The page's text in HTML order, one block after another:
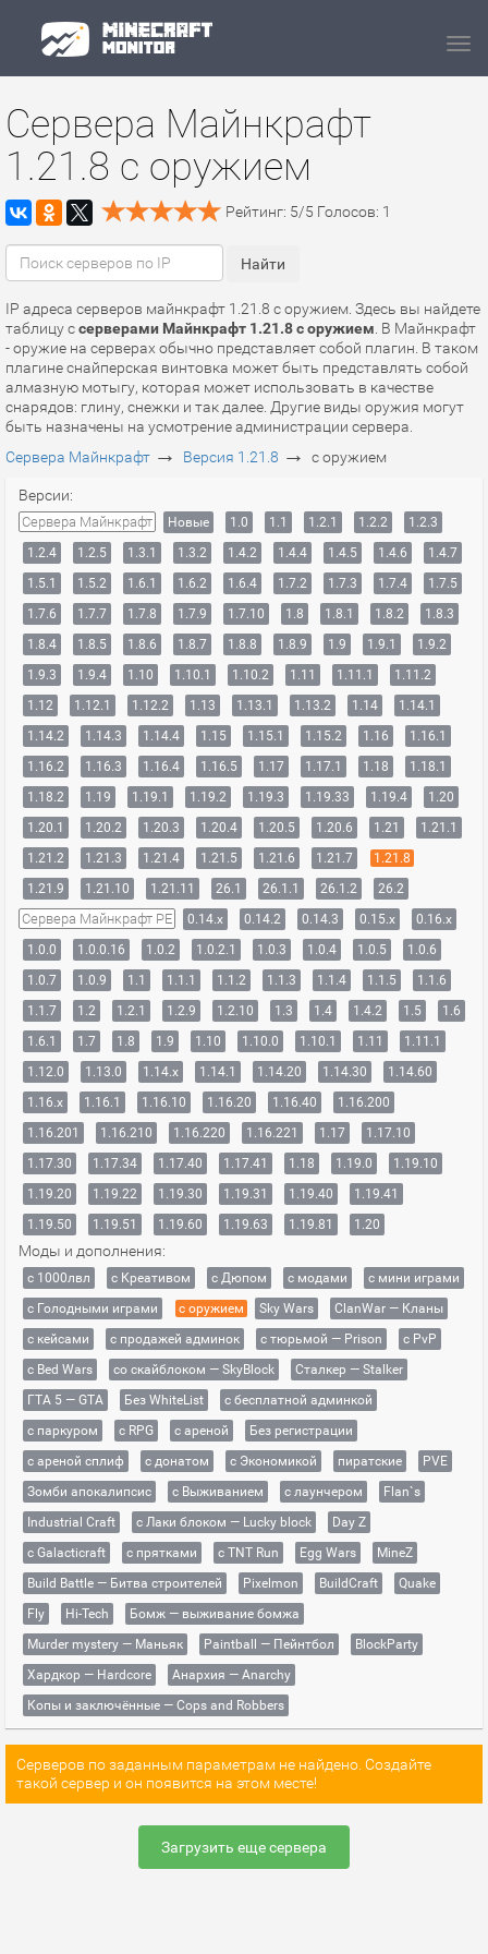
Сервера Майнкрафт
1.21.8 с оружием
Рейтинг: 5/5 Голосов: 1
IP адреса серверов майнкрафт 1.21.8 с оружием. Здесь вы найдете
таблицу ссерверами Майнкрафт 1.21.8 с оружием . В Майнкрафт
- оружие на серверах обычно представляет собой плагин. В таком
плагине снайперская винтовка может быть представлять собой
алмазную мотыгу, которая может использовать в качестве
снарядов: глину, снежки и так далее. Другие виды оружия могут
быть назначены на усмотрение администрации сервера.
Сервера Майнкрафт → Версия 1.21.8 → с оружием
Версии:
Сервера Майнкрафт Новые 1.0 1.1 1.2.1 1.2.2
1.2.3
1.2.4
1.2.5 1.3.1 1.3.2 1.4.2 1.4.4 1.4.5 1.4.6
1.4.7
1.5.1
1.5.2 1.6.1 1.6.2 1.6.4 1.7.2 1.7.3 1.7.4
1.7.5
1.7.6
1.7.7 1.7.8 1.7.9 1.7.10 1.8 1.8.1 1.8.2
1.8.3
1.8.4
1.8.5 1.8.6 1.8.7 1.8.8 1.8.9 1.9 1.9.1
1.9.2
1.9.3
1.9.4 1.10 1.10.1 1.10.2 1.11 1.11.1
1.11.2
1.12
1.12.1 1.12.2 1.13 1.13.1 1.13.2 1.14
1.14.1
1.14.2
1.14.3 1.14.4 1.15 1.15.1 1.15.2 1.16
1.16.1
1.16.2
1.16.3 1.16.4 1.16.5 1.17 1.17.1 1.18
1.18.1
1.18.2
1.19 1.19.1 1.19.2 1.19.3 1.19.33 1.19.4
1.20
1.20.1
1.20.2 1.20.3 1.20.4 1.20.5 1.20.6 1.21
1.21.1
1.21.2
1.21.3 1.21.4 1.21.5 1.21.6 1.21.7
1.21.8
1.21.9
1.21.10 1.21.11 26.1 26.1.1 26.1.2 26.2
Сервера Майнкрафт PE 0.14.x 0.14.2 0.14.3 0.15.x
0.16.x
1.0.0
1.0.0.16 1.0.2 1.0.2.1 1.0.3 1.0.4 1.0.5
1.0.6
1.0.7
1.0.9 1.1 1.1.1 1.1.2 1.1.3 1.1.4 1.1.5
1.1.6
1.1.7
1.2 1.2.1 1.2.9 1.2.10 1.3 1.4 1.4.2 1.5
1.6
1.6.1
1.7 1.8 1.9 1.10 1.10.0 1.10.1 1.11
1.11.1
1.12.0
1.13.0 1.14.x 1.14.1 1.14.20 1.14.30
1.14.60
1.16.x
1.16.1 1.16.10 1.16.20 1.16.40
1.16.200
1.16.201
1.16.210 1.16.220 1.16.221 1.17
1.17.10
1.17.30
1.17.34 1.17.40 1.17.41 1.18 1.19.0
1.19.10
1.19.20
1.19.22 1.19.30 1.19.31 1.19.40
1.19.41
1.19.50
1.19.51 1.19.60 1.19.63 1.19.81 1.20
Моды и дополнения:
с 1000лвл c Креативом с Дюпом с модами
с мини играми
с Голодными играми
с оружием Sky Wars
ClanWar — Кланы
с кейсами
с продажей админок с тюрьмой — Prison
с PvP
с Bed Wars
со скайблоком — SkyBlock
Сталкер — Stalker
ГТА 5 — GTA
Без WhiteList
с бесплатной админкой
с паркуром
с RPG с ареной
Без регистрации
с ареной сплиф
с донатом с Экономикой пиратские
PVE
Зомби апокалипсис
с Выживанием с лаунчером
Flan`s
Industrial Craft
с Лаки блоком — Lucky block
Day Z
с Galacticraft
с прятками с TNT Run Egg Wars
MineZ
Build Battle — Битва строителей
Pixelmon BuildCraft
Quake
Fly
Hi-Tech
Бомж — выживание бомжа
Murder mystery — Маньяк
Paintball — Пейнтбол
BlockParty
Хардкор — Hardcore
Анархия — Anarchy
Копы и заключённые — Cops and Robbers
Серверов по заданным параметрам не найдено. Создайте
такой сервер и он появится на этом месте!
Загрузить еще сервера